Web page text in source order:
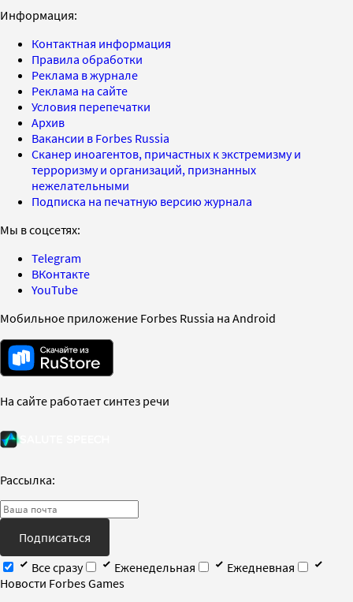
Информация:
Контактная информация
Правила обработки
Реклама в журнале
Реклама на сайте
Условия перепечатки
Архив
Вакансии в Forbes Russia
Сканер иноагентов, причастных к экстремизму и
терроризму и организаций, признанных
нежелательными
Подписка на печатную версию журнала
Мы в соцсетях:
Telegram
ВКонтакте
YouTube
Мобильное приложение Forbes Russia на Android
На сайте работает синтез речи
Рассылка:
Подписаться
Все сразу
Еженедельная
Ежедневная
Новости Forbes Games